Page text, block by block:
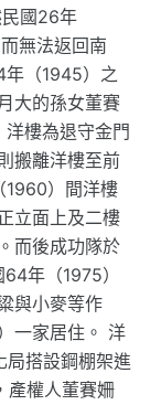
國26年
無法返回南
（1945）之
大的孫女董賽
樓為退守金門
搬離洋樓至前
1960）間洋樓
立面上及二樓
而後成功隊於
年（1975）
與小麥等作
一家居住。 洋
局搭設鋼棚架進
產權人董賽姍